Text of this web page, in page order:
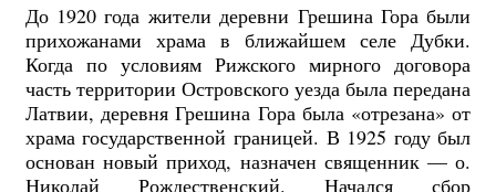
До 1920 года жители деревни Грешина Гора были
прихожанами храма в ближайшем селе Дубки.
Когда по условиям Рижского мирного договора
часть территории Островского уезда была передана
Латвии, деревня Грешина Гора была «отрезана» от
храма государственной границей. В 1925 году был
основан новый приход, назначен священник — о.
Николай Рождественский. Начался сбор